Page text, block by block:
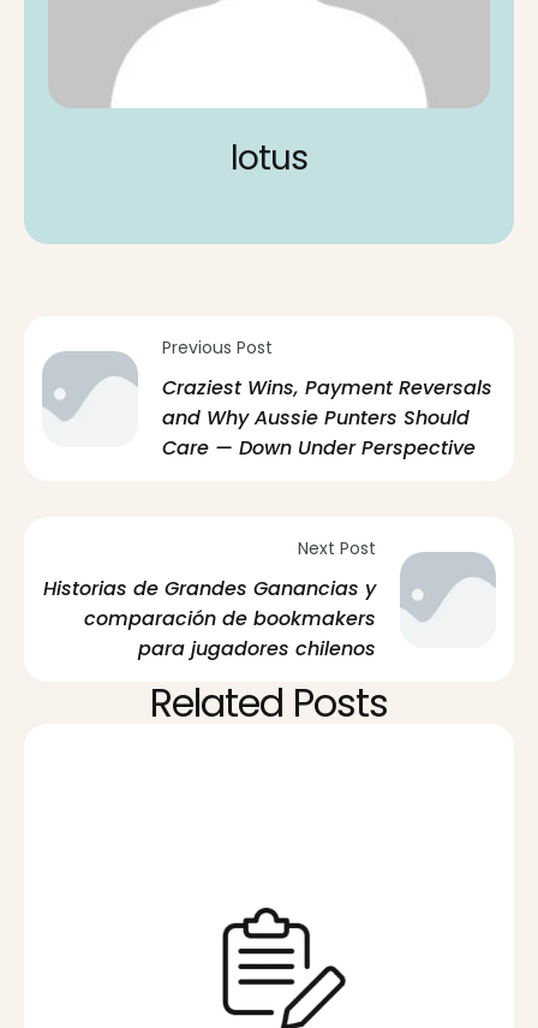
lotus
Previous Post
Craziest Wins, Payment Reversals
and Why Aussie Punters Should
Care — Down Under Perspective
Next Post
Historias de Grandes Ganancias y
comparación de bookmakers
para jugadores chilenos
Related Posts